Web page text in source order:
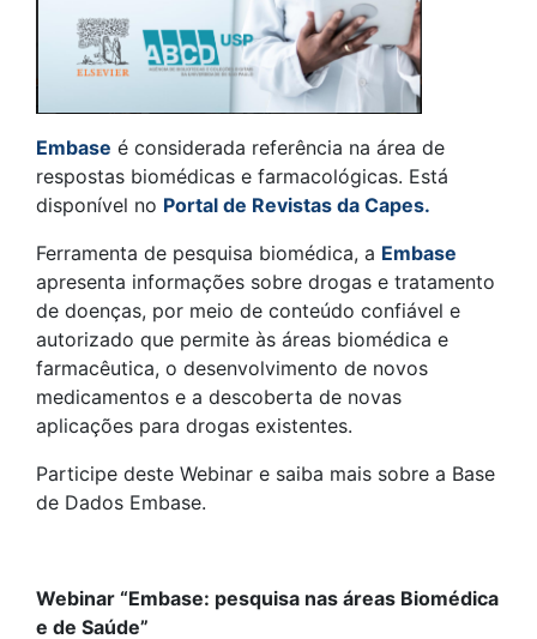
Embase é considerada referência na área de
respostas biomédicas e farmacológicas. Está
disponível no Portal de Revistas da Capes.
Ferramenta de pesquisa biomédica, a Embase
apresenta informações sobre drogas e tratamento
de doenças, por meio de conteúdo confiável e
autorizado que permite às áreas biomédica e
farmacêutica, o desenvolvimento de novos
medicamentos e a descoberta de novas
aplicações para drogas existentes.
Participe deste Webinar e saiba mais sobre a Base
de Dados Embase.
Webinar “Embase: pesquisa nas áreas Biomédica
e de Saúde”